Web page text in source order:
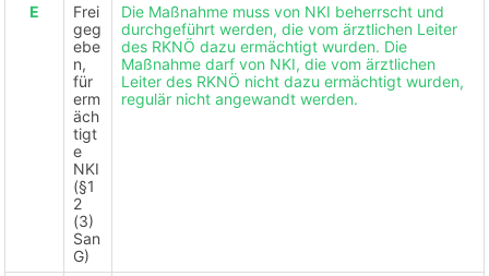
E
Frei
geg
ebe
n,
für
erm
äch
tigt
e
NKI
(§1
2
(3)
San
G)
Die Maßnahme muss von NKI beherrscht und
durchgeführt werden, die vom ärztlichen Leiter
des RKNÖ dazu ermächtigt wurden. Die
Maßnahme darf von NKI, die vom ärztlichen
Leiter des RKNÖ nicht dazu ermächtigt wurden,
regulär nicht angewandt werden.